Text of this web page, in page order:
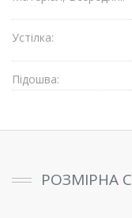
Устілка:
Підошва:
РОЗМІРНА